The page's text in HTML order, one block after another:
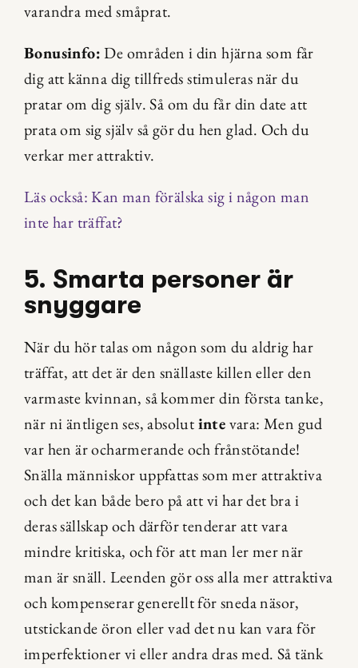
varandra med småprat.
Bonusinfo: De områden i din hjärna som får
dig att känna dig tillfreds stimuleras när du
pratar om dig själv. Så om du får din date att
prata om sig själv så gör du hen glad. Och du
verkar mer attraktiv.
Läs också: Kan man förälska sig i någon man
inte har träffat?
5. Smarta personer är
snyggare
När du hör talas om någon som du aldrig har
träffat, att det är den snällaste killen eller den
varmaste kvinnan, så kommer din första tanke,
när ni äntligen ses, absolut inte vara: Men gud
var hen är ocharmerande och frånstötande!
Snälla människor uppfattas som mer attraktiva
och det kan både bero på att vi har det bra i
deras sällskap och därför tenderar att vara
mindre kritiska, och för att man ler mer när
man är snäll. Leenden gör oss alla mer attraktiva
och kompenserar generellt för sneda näsor,
utstickande öron eller vad det nu kan vara för
imperfektioner vi eller andra dras med. Så tänk